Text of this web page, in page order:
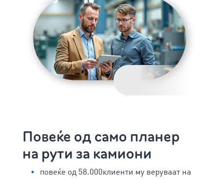
Повеќе од само планер
на рути за камиони
повеќе од 58.000клиенти му веруваат на